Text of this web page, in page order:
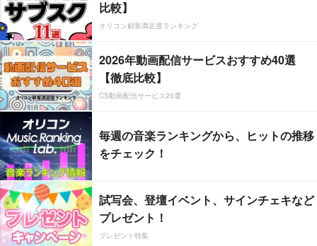
比較】
オリコン顧客満足度ランキング
2026年動画配信サービスおすすめ40選
【徹底比較】
CS動画配信サービス20選
毎週の音楽ランキングから、ヒットの推移
をチェック！
試写会、登壇イベント、サインチェキなど
プレゼント！
プレゼント特集